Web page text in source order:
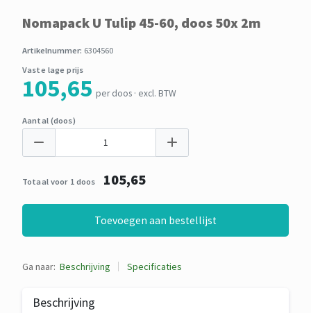
Ga naar: Beschrijving Specificaties
Beschrijving
Nomapack U Tulip 45-60, doos 50x 2m
Artikelnummer: 6304560
Vaste lage prijs
105,65 per doos · excl. BTW
Aantal (doos)
Totaal voor 1 doos 105,65
Toevoegen aan bestellijst